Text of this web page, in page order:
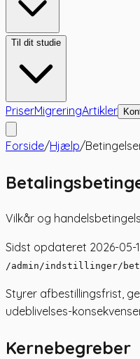
Til dit studie
PriserMigreringArtikler
Forside/Hjælp/
Vilkår og
Sidst opdateret 2026-05-
/admin/indstillinger/
Styrer afbestillingsfrist,
udeblivelses-
Kernebegreber